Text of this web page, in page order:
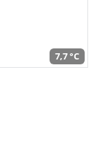
7,7 °C